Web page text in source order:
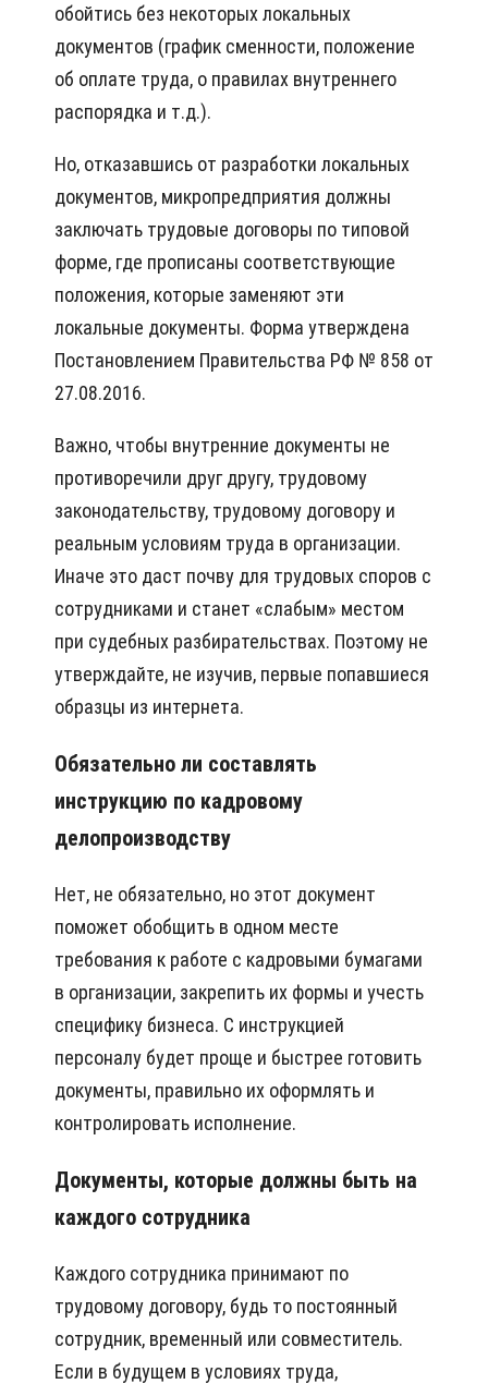
обойтись без некоторых локальных
документов (график сменности, положение
об оплате труда, о правилах внутреннего
распорядка и т.д.).
Но, отказавшись от разработки локальных
документов, микропредприятия должны
заключать трудовые договоры по типовой
форме, где прописаны соответствующие
положения, которые заменяют эти
локальные документы. Форма утверждена
Постановлением Правительства РФ № 858 от
27.08.2016.
Важно, чтобы внутренние документы не
противоречили друг другу, трудовому
законодательству, трудовому договору и
реальным условиям труда в организации.
Иначе это даст почву для трудовых споров с
сотрудниками и станет «слабым» местом
при судебных разбирательствах. Поэтому не
утверждайте, не изучив, первые попавшиеся
образцы из интернета.
Обязательно ли составлять
инструкцию по кадровому
делопроизводству
Нет, не обязательно, но этот документ
поможет обобщить в одном месте
требования к работе с кадровыми бумагами
в организации, закрепить их формы и учесть
специфику бизнеса. С инструкцией
персоналу будет проще и быстрее готовить
документы, правильно их оформлять и
контролировать исполнение.
Документы, которые должны быть на
каждого сотрудника
Каждого сотрудника принимают по
трудовому договору, будь то постоянный
сотрудник, временный или совместитель.
Если в будущем в условиях труда,